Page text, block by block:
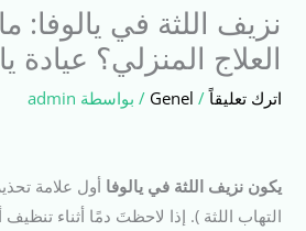
نزيف اللثة في يالوفا:
العلاج المنزلي؟ عيادة
اترك تعليقاً /
Genel / بواسطة admin
يكون نزيف اللثة في يالوفاأول علامة
التهاب اللثة ). إذا لاحظتَ دمًا أثناء